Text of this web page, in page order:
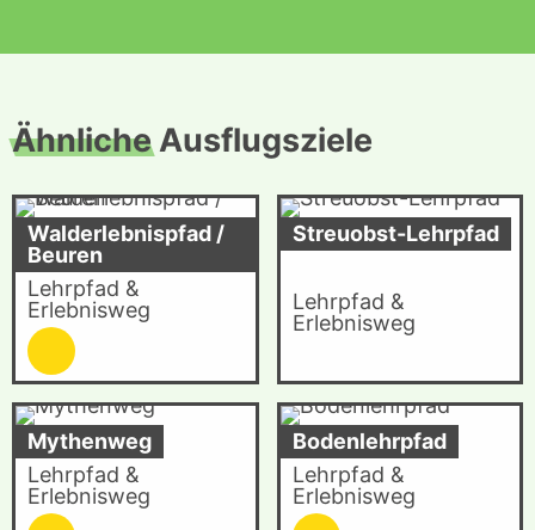
ÄhnlicheAusflugsziele
Walderlebnispfad /
Beuren
Lehrpfad &
Erlebnisweg
Streuobst-Lehrpfad
Lehrpfad &
Erlebnisweg
Mythenweg
Lehrpfad &
Erlebnisweg
Bodenlehrpfad
Lehrpfad &
Erlebnisweg